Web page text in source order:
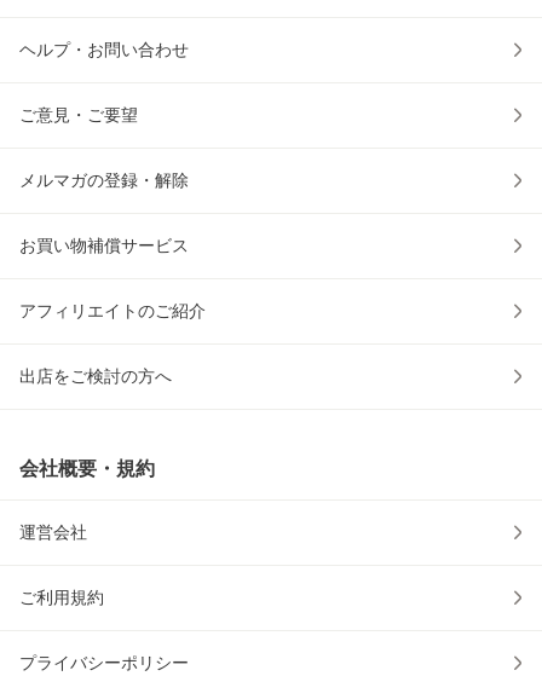
ヘルプ・お問い合わせ
ご意見・ご要望
メルマガの登録・解除
お買い物補償サービス
アフィリエイトのご紹介
出店をご検討の方へ
会社概要・規約
運営会社
ご利用規約
プライバシーポリシー